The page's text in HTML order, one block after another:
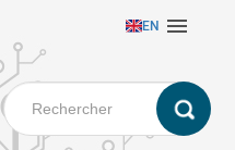
EN 